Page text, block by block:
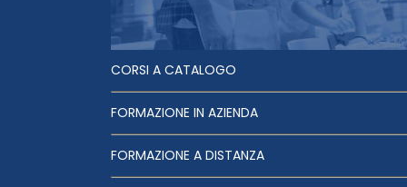
CORSI A CATALOGO
FORMAZIONE IN AZIENDA
FORMAZIONE A DISTANZA